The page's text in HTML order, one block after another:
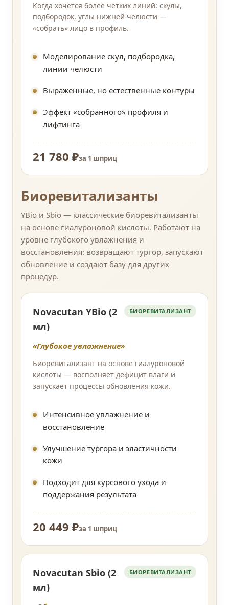
Когда хочется более чётких линий: скулы,
подбородок, углы нижней челюсти —
«собрать» лицо в профиль.
Моделирование скул, подбородка,
линии челюсти
Выраженные, но естественные контуры
Эффект «собранного» профиля и
лифтинга
21 780 ₽за 1 шприц
Биоревитализанты
YBio и Sbio — классические биоревитализанты
на основе гиалуроновой кислоты. Работают на
уровне глубокого увлажнения и
восстановления: возвращают тургор, запускают
обновление и создают базу для других
процедур.
Novacutan YBio (2
мл)
БИОРЕВИТАЛИЗАНТ
«Глубокое увлажнение»
Биоревитализант на основе гиалуроновой
кислоты — восполняет дефицит влаги и
запускает процессы обновления кожи.
Интенсивное увлажнение и
восстановление
Улучшение тургора и эластичности
кожи
Подходит для курсового ухода и
поддержания результата
20 449 ₽за 1 шприц
Novacutan Sbio (2
мл)
БИОРЕВИТАЛИЗАНТ